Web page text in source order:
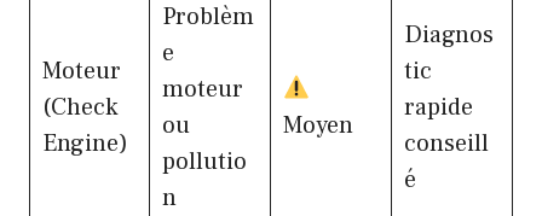
Moteur
(Check
Engine)
Problèm
e
moteur
ou
pollutio
n
Moyen
Diagnos
tic
rapide
conseill
é